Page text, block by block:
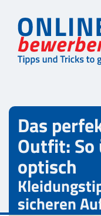
Das
Outfit:
optisch
sicheren